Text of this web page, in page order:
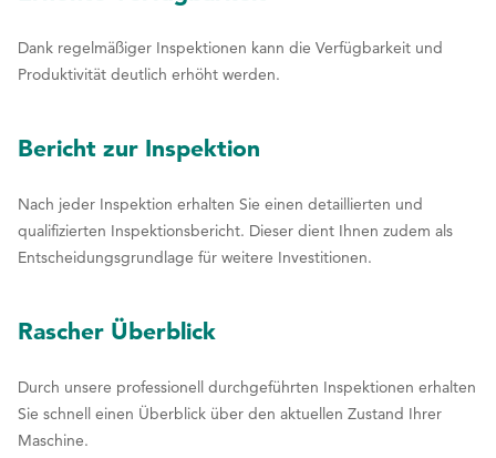
8
9
8
9
0
Dank regelmäßiger Inspektionen kann die Verfügbarkeit und
Produktivität deutlich erhöht werden.
Bericht zur Inspektion
Nach jeder Inspektion erhalten Sie einen detaillierten und
qualifizierten Inspektionsbericht. Dieser dient Ihnen zudem als
Entscheidungsgrundlage für weitere Investitionen.
Rascher Überblick
Durch unsere professionell durchgeführten Inspektionen erhalten
Sie schnell einen Überblick über den aktuellen Zustand Ihrer
Maschine.